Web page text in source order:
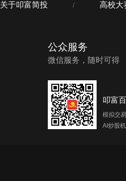
关于叩富简投 / 高校大
公众服务
微信服务，随时可得
叩富
模拟交
AI炒股